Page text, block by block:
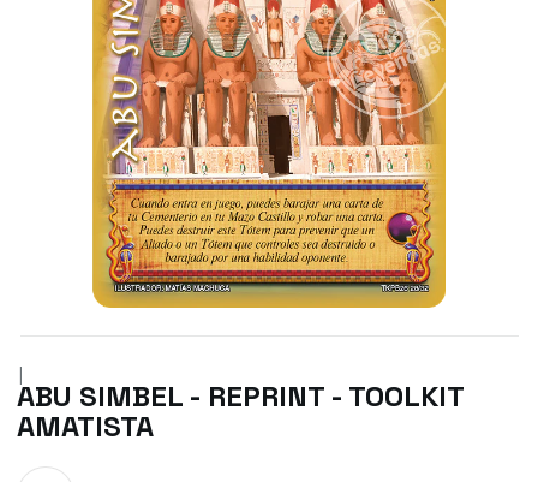
|
ABU SIMBEL - REPRINT - TOOLKIT
AMATISTA